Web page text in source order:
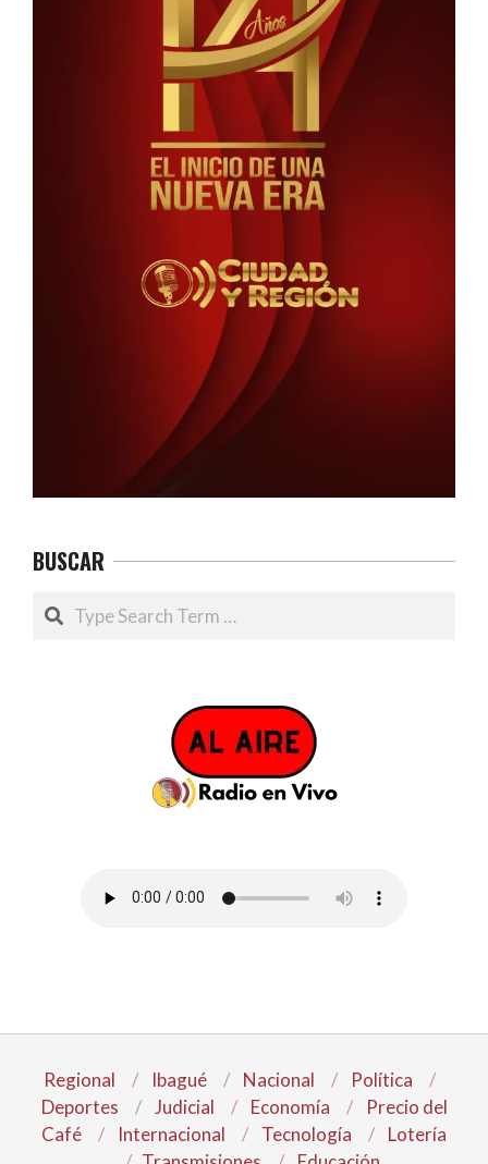
BUSCAR
Search
Regional Ibagué Nacional
Política
Deportes
Judicial Economía
Precio del
Café
Internacional Tecnología
Lotería